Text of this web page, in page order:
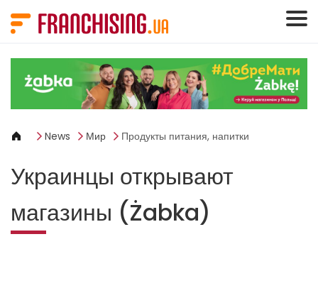
News Мир Продукты питания, напитки
Украинцы открывают
магазины (Żabka)